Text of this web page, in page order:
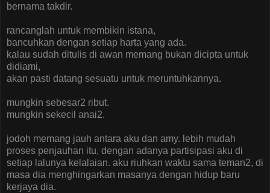
bernama takdir.
rancanglah untuk membikin istana,
bancuhkan dengan setiap harta yang ada.
kalau sudah ditulis di awan memang bukan dicipta untuk
didiami,
akan pasti datang sesuatu untuk meruntuhkannya.
mungkin sebesar2 ribut.
mungkin sekecil anai2.
jodoh memang jauh antara aku dan amy. lebih mudah
proses penjauhan itu, dengan adanya partisipasi aku di
setiap lalunya kelalaian. aku riuhkan waktu sama teman2, di
masa dia menghingarkan masanya dengan hidup baru
kerjaya dia.